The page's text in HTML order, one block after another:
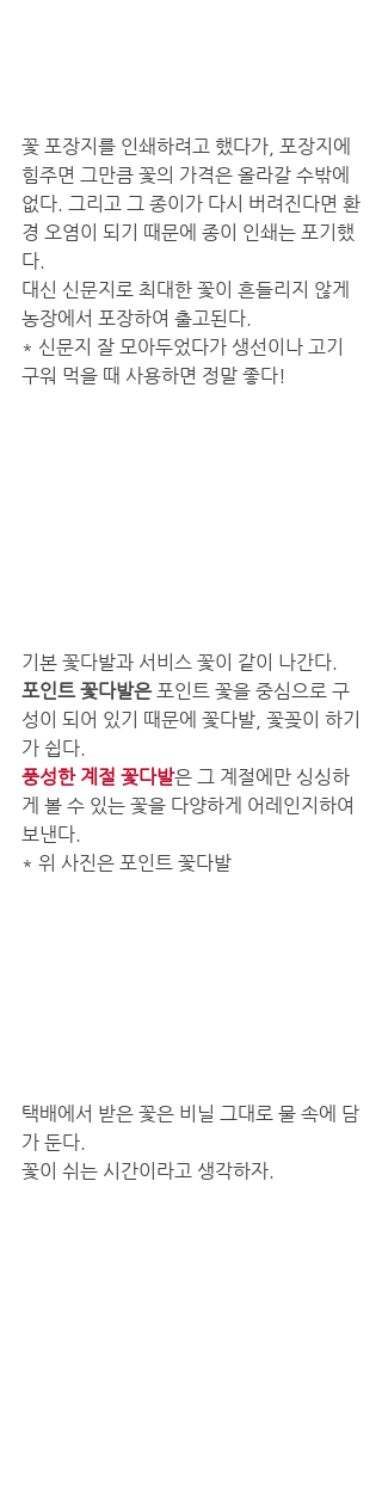
꽃 포장지를 인쇄하려고 했다가, 포장지에
힘주면 그만큼 꽃의 가격은 올라갈 수밖에
없다. 그리고 그 종이가 다시 버려진다면 환
경 오염이 되기 때문에 종이 인쇄는 포기했
다.
대신 신문지로 최대한 꽃이 흔들리지 않게
농장에서 포장하여 출고된다.
* 신문지 잘 모아두었다가 생선이나 고기
구워 먹을 때 사용하면 정말 좋다!
기본 꽃다발과 서비스 꽃이 같이 나간다.
포인트 꽃다발은 포인트 꽃을 중심으로 구
성이 되어 있기 때문에 꽃다발, 꽃꽂이 하기
가 쉽다.
풍성한 계절 꽃다발은 그 계절에만 싱싱하
게 볼 수 있는 꽃을 다양하게 어레인지하여
보낸다.
* 위 사진은 포인트 꽃다발
택배에서 받은 꽃은 비닐 그대로 물 속에 담
가 둔다.
꽃이 쉬는 시간이라고 생각하자.